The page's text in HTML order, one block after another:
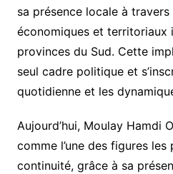
sa présence locale à
économiques et territoriaux
provinces du Sud. Cette
seul cadre politique et
quotidienne et les
Aujourd’hui, Moulay Hamdi
comme l’une des figures
continuité, grâce à sa